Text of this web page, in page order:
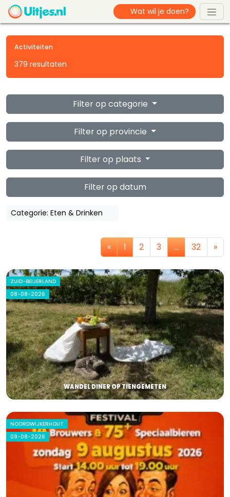
Activiteiten
379 resultaten
Filter op categorie
Filter op provincie
Filter op plaats
Filter op datum
Categorie: Eten & Drinken
« 1 2 3 … 32 »
ZUID-BEIJERLAND
08-08-2026
WANDEL DINER OP TIENGEMETEN
NOORDWIJKERHOUT
09-08-2026